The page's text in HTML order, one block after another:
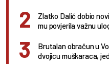
Zlatko Dalić dobio
mu povjerila važnu
Brutalan obračun u
dvojicu muškaraca,